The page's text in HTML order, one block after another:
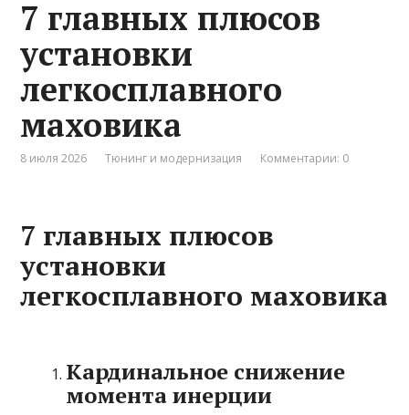
7 главных плюсов
установки
легкосплавного
маховика
8 июля 2026 Тюнинг и модернизация Комментарии: 0
7 главных плюсов
установки
легкосплавного маховика
Кардинальное снижение
момента инерции